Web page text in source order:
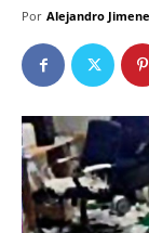
Por Alejandro